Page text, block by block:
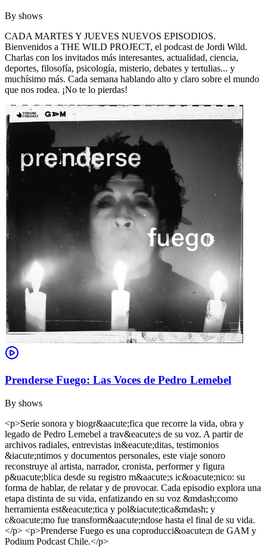
By shows
CADA MARTES Y JUEVES NUEVOS EPISODIOS.
Bienvenidos a THE WILD PROJECT, el podcast de Jordi Wild.
Charlas con los invitados más interesantes, actualidad, ciencia,
deportes, filosofía, psicología, misterio, debates y tertulias... y
muchísimo más. Cada semana hablando alto y claro sobre el mundo
que nos rodea. ¡No te lo pierdas!
Prenderse Fuego: Las Voces de Pedro Lemebel
By shows
<p>Serie sonora y biogr&aacute;fica que recorre la vida, obra y
legado de Pedro Lemebel a trav&eacute;s de su voz. A partir de
archivos radiales, entrevistas in&eacute;ditas, testimonios
&iacute;ntimos y documentos personales, este viaje sonoro
reconstruye al artista, narrador, cronista, performer y figura
p&uacute;blica desde su registro m&aacute;s ic&oacute;nico: su
forma de hablar, de relatar y de provocar. Cada episodio explora una
etapa distinta de su vida, enfatizando en su voz &mdash;como
herramienta est&eacute;tica y pol&iacute;tica&mdash; y
c&oacute;mo fue transform&aacute;ndose hasta el final de su vida.
</p> <p>Prenderse Fuego es una coproducci&oacute;n de GAM y
Podium Podcast Chile.</p>